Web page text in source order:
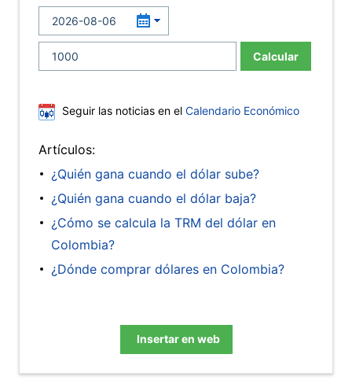
Calcular
Seguir las noticias en el Calendario Económico
Artículos:
¿Quién gana cuando el dólar sube?
¿Quién gana cuando el dólar baja?
¿Cómo se calcula la TRM del dólar en
Colombia?
¿Dónde comprar dólares en Colombia?
Insertar en web